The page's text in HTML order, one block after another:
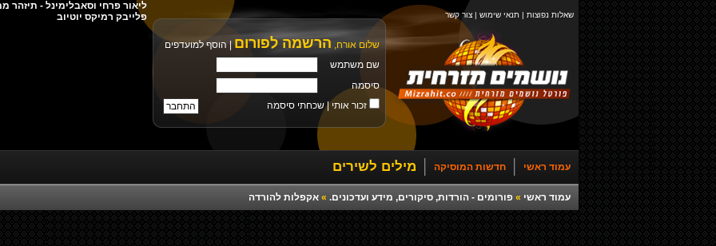
שאלות נפוצות | תנאי שימוש | צור קשר
שלום אורח, הרשמה לפורום
הוסף למועדפים
שם משתמש
סיסמה
זכור אותי |שכחתי סיסמה
פלייבק רמיקס יוטיוב
עמוד ראשי חדשות המוסיקה מילים לשירים
עמוד ראשי » פורומים - הורדות, סיקורים, מידע ועדכונים. » אקפלות להורדה